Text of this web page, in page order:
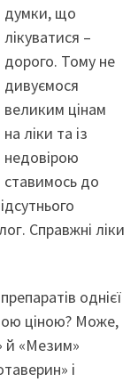
думки, що
лікуватися –
дорого. Тому не
дивуємося
великим цінам
на ліки та із
недовірою
ставимось до
Справжні ліки
однієї
ціною? Може,
й «Мезим»
і